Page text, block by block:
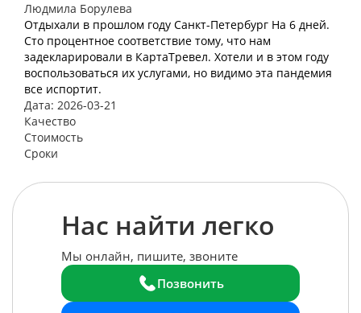
Людмила Борулева
Отдыхали в прошлом году Санкт-Петербург На 6 дней.
Сто процентное соответствие тому, что нам
задекларировали в КартаТревел. Хотели и в этом году
воспользоваться их услугами, но видимо эта пандемия
все испортит.
Дата: 2026-03-21
Качество
Стоимость
Сроки
Нас найти легко
Мы онлайн, пишите, звоните
Позвонить